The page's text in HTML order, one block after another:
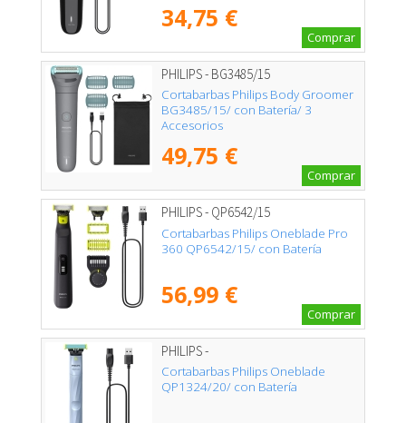
34,75 €
Comprar
PHILIPS - BG3485/15
Cortabarbas Philips Body Groomer
BG3485/15/ con Batería/ 3
Accesorios
49,75 €
Comprar
PHILIPS - QP6542/15
Cortabarbas Philips Oneblade Pro
360 QP6542/15/ con Batería
56,99 €
Comprar
PHILIPS -
Cortabarbas Philips Oneblade
QP1324/20/ con Batería